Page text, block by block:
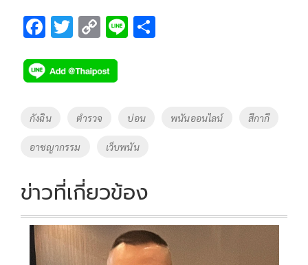
F
e
b
o
k
T
tt
er
C
p
y
Li
n
k
Li
Tags
กังฉิน ตำรวจ บ่อน พนันออนไลน์ สีกากี
อาชญากรรม เว็บพนัน
ข่าวที่เกี่ยวข้อง